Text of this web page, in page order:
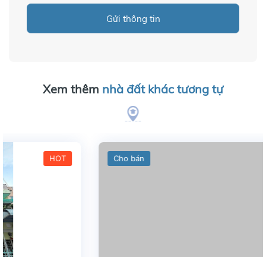
Gửi thông tin
Xem thêm nhà đất khác tương tự
Cho bán